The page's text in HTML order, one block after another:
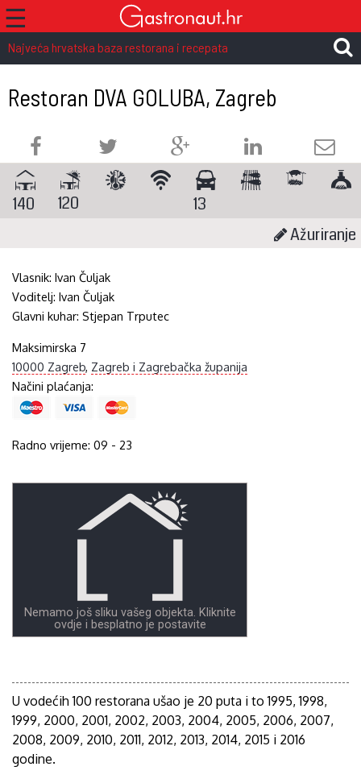
☰
Najveća hrvatska baza restorana i recepata
Restoran DVA GOLUBA, Zagreb
140 120
13
Ažuriranje
Vlasnik:Ivan Čuljak
Voditelj:Ivan Čuljak
Glavni kuhar:Stjepan Trputec
Maksimirska 7
10000 Zagreb, Zagreb i Zagrebačka županija
Načini plaćanja:
Radno vrijeme: 09 - 23
Nemamo još sliku vašeg objekta. Kliknite
ovdje i besplatno je postavite
U vodećih 100 restorana ušao je 20 puta i to 1995, 1998,
1999, 2000, 2001, 2002, 2003, 2004, 2005, 2006, 2007,
2008, 2009, 2010, 2011, 2012, 2013, 2014, 2015 i 2016
godine.